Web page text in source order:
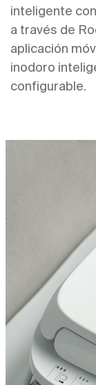
inteligente
a través de
aplicación
inodoro
configurable.